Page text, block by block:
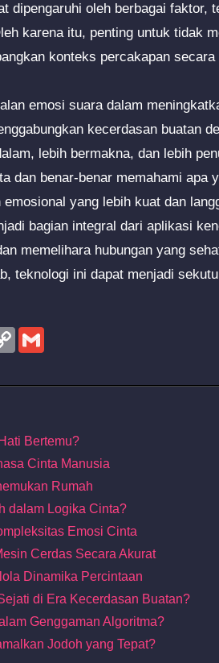
dipengaruhi oleh berbagai faktor,
karena itu, penting untuk tidak
konteks percakapan secara
emosi suara dalam
kecerdasan buatan
lebih bermakna, dan lebih
dan benar-benar memahami apa
yang lebih kuat dan
bagian integral dari aplikasi
memelihara hubungan yang
teknologi ini dapat menjadi
Copy
Link
Bertemu?
Cinta Manusia
Rumah
dalam Logika Cinta?
Emosi Cinta
Cerdas Secara Akurat
Dinamika Percintaan
di Era Kecerdasan Buatan?
Genggaman Algoritma?
Jodoh yang Tepat?